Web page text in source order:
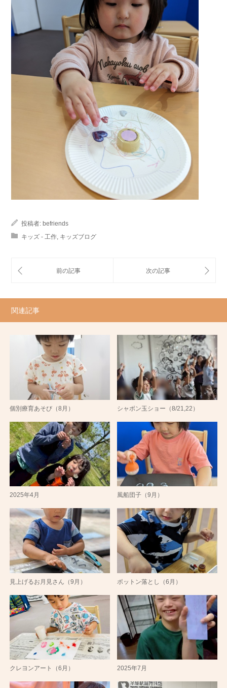
投稿者: befriends
キッズ - 工作, キッズブログ
関連記事
個別療育あそび（8月） シャボン玉ショー（8/21,22）
2025年4月 風船団子（9月）
見上げるお月見さん（9月） ポットン落とし（6月）
クレヨンアート（6月） 2025年7月